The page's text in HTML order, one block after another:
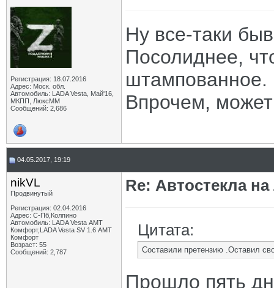
Регистрация: 18.07.2016
Адрес: Моск. обл.
Автомобиль: LADA Vesta, Май'16,
МКПП, ЛюксММ
Сообщений: 2,686
Ну все-таки
Посолиднее,
штампованное.
Впрочем,
04.05.2017, 19:19
nikVL
Продвинутый
Регистрация: 02.04.2016
Адрес: С-Пб,Колпино
Автомобиль: LADA Vesta АМТ
Комфорт,LADA Vesta SV 1.6 АМТ
Комфорт
Возраст: 55
Сообщений: 2,787
Re: Автостекла
Цитата:
Составили претензию .Оставил
Прошло пять